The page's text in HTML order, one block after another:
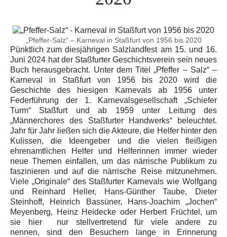
„Pfeffer-Salz“ – Karneval in Staßfurt von 1956 bis 2020
Pünktlich zum diesjährigen Salzlandfest am 15. und 16.
Juni 2024 hat der Staßfurter Geschichtsverein sein neues
Buch herausgebracht. Unter dem Titel „Pfeffer – Salz“ –
Karneval in Staßfurt von 1956 bis 2020 wird die
Geschichte des hiesigen Karnevals ab 1956 unter
Federführung der 1. Karnevalsgesellschaft „Schiefer
Turm“ Staßfurt und ab 1959 unter Leitung des
„Männerchores des Staßfurter Handwerks“ beleuchtet.
Jahr für Jahr ließen sich die Akteure, die Helfer hinter den
Kulissen, die Ideengeber und die vielen fleißigen
ehrenamtlichen Helfer und Helferinnen immer wieder
neue Themen einfallen, um das närrische Publikum zu
faszinieren und auf die närrische Reise mitzunehmen.
Viele „Originale“ des Staßfurter Karnevals wie Wolfgang
und Reinhard Heller, Hans-Günther Taube, Dieter
Steinhoff, Heinrich Bassüner, Hans-Joachim „Jochen“
Meyenberg, Heinz Heidecke oder Herbert Früchtel, um
sie hier nur stellvertretend für viele andere zu
nennen, sind den Besuchern lange in Erinnerung